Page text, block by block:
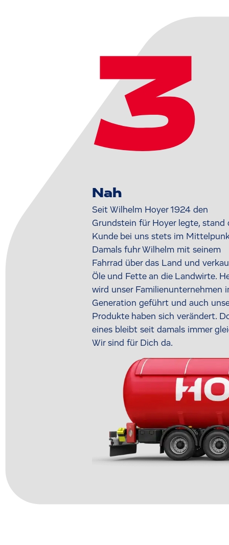
3
Nah
Seit Wilhelm Hoyer 1924 den
Grundstein für Hoyer legte, stand
Kunde bei uns stets im
Damals fuhr Wilhelm mit seinem
Fahrrad über das Land und
Öle und Fette an die Landwirte.
wird unser Familienunternehmen
Generation geführt und auch
Produkte haben sich verändert.
eines bleibt seit damals immer
Wir sind für Dich da.